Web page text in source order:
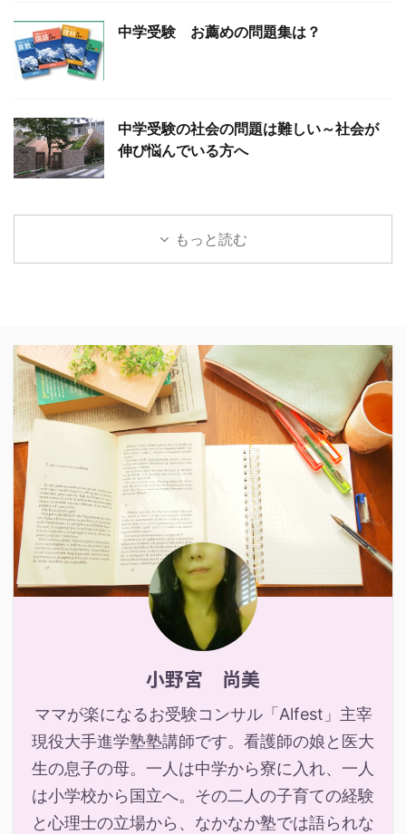
中学受験 お薦めの問題集は？
中学受験の社会の問題は難しい～社会が
伸び悩んでいる方へ
もっと読む
小野宮 尚美
ママが楽になるお受験コンサル「Alfest」主宰
現役大手進学塾塾講師です。看護師の娘と医大
生の息子の母。一人は中学から寮に入れ、一人
は小学校から国立へ。その二人の子育ての経験
と心理士の立場から、なかなか塾では語られな